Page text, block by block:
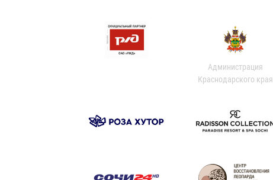
Администрация
Краснодарского края